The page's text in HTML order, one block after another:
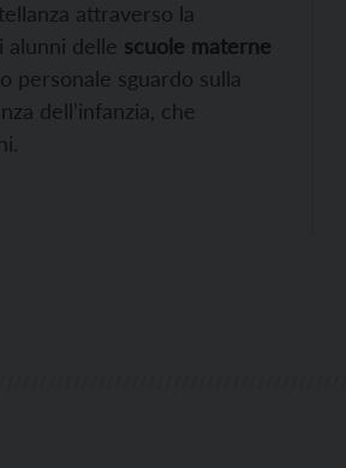
attraverso la
alunni delle scuole materne
personale sguardo sulla
dell’infanzia, che